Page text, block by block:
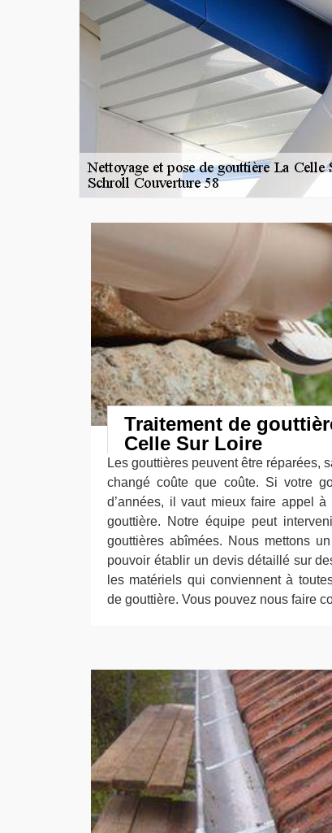
Traitement de
Celle Sur Loire
Les gouttières peuvent être réparées,
changé coûte que coûte. Si votre
d’années, il vaut mieux faire appel
gouttière. Notre équipe peut
gouttières abîmées. Nous mettons
pouvoir établir un devis détaillé sur
les matériels qui conviennent à
de gouttière. Vous pouvez nous faire